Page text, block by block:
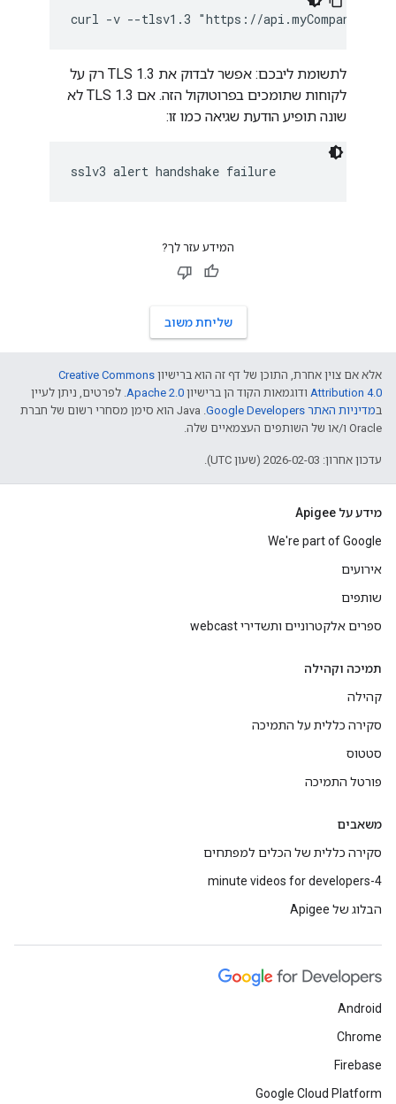
curl -v --tlsv1.3 "https://
לתשומת ליבכם: אפשר לבדוק את TLS 1.3 רק על
לקוחות שתומכים בפרוטוקול הזה. אם TLS 1.3 לא
שונה תופיע הודעת שגיאה כמו זו:
sslv3 alert handshake failure
המידע עזר לך?
שליחת משוב
אלא אם צוין אחרת, התוכן של דף זה הוא ברישיון Creative Commons
Attribution 4.0 ודוגמאות הקוד הן ברישיון Apache 2.0. לפרטים, ניתן לעיין
במדיניות האתר Google Developers‏
.‏ Java הוא סימן מסחרי רשום של חברת
Oracle ו/או של השותפים העצמאיים שלה.
עדכון אחרון: 2026-02-03 (שעון UTC).
מידע על Apigee
We're part of Google
אירועים
שותפים
ספרים אלקטרוניים ותשדירי webcast
תמיכה וקהילה
קהילה
סקירה כללית על התמיכה
סטטוס
פורטל התמיכה
משאבים
סקירה כללית של הכלים למפתחים
4-minute videos for developers
הבלוג של Apigee
Android
Chrome
Firebase
Google Cloud Platform